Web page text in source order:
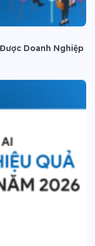
Doanh Nghiệp